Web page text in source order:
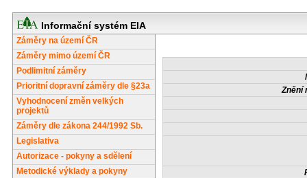
Informační systém EIA
Záměry na území ČR
Záměry mimo území ČR
Podlimitní záměry
Prioritní dopravní záměry dle §23a
Vyhodnocení změn velkých
projektů
Záměry dle zákona 244/1992 Sb.
Legislativa
Autorizace - pokyny a sdělení
Metodické výklady a pokyny
Znění